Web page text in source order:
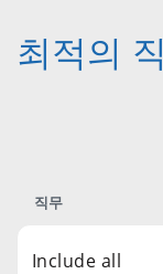
최적의
직무
Include all